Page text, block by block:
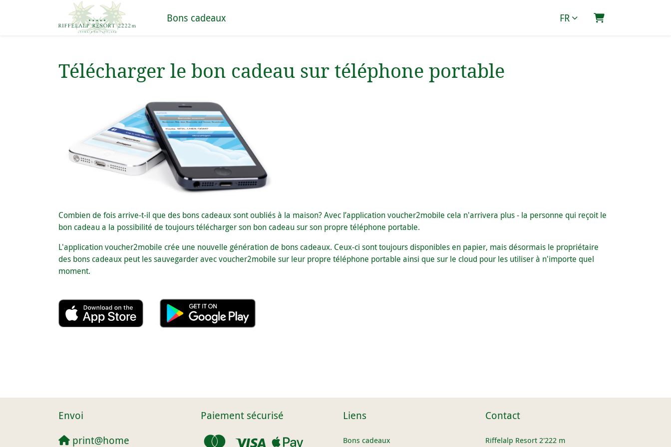
Bons cadeaux FR Panier
Télécharger le bon cadeau sur téléphone portable
Combien de fois arrive-t-il que des bons cadeaux sont oubliés à la maison? Avec l’application voucher2mobile cela n'arrivera plus - la personne qui reçoit le
bon cadeau a la possibilité de toujours télécharger son bon cadeau sur son propre téléphone portable.
L'application voucher2mobile crée une nouvelle génération de bons cadeaux. Ceux-ci sont toujours disponibles en papier, mais désormais le propriétaire
des bons cadeaux peut les sauvegarder avec voucher2mobile sur leur propre téléphone portable ainsi que sur le cloud pour les utiliser à n'importe quel
moment.
Envoi
print@home
Paiement sécurisé Liens
Bons cadeaux
Contact
Riffelalp Resort 2'222 m